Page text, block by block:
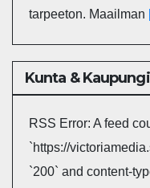
tarpeeton. Maailman
Kunta &
RSS Error: A feed
`https://
`200` and content-